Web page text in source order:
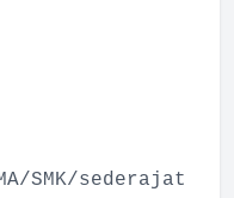
SMK/sederajat